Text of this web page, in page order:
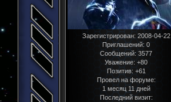
Зарегистрирован: 2008-04-22
Приглашений: 0
Сообщений: 3577
Уважение: +80
Позитив: +61
Провел на форуме:
1 месяц 11 дней
Последний визит: